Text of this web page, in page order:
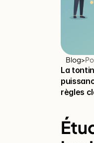
Blog>
La
règles